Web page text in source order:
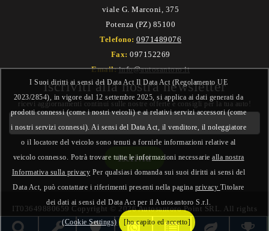
viale G. Marconi, 375
Potenza (PZ) 85100
Telefono: 0971489076
Fax: 097152269
Email:info@autosantoro.it
Iscriviti alla nostra newsletter
ricevi aggiornamenti continui sulle nostre offerte e consigli per la tua auto!
IT03649880659 Copyright © 2026 Autosantoro Point SRL. All rights
reserved. - Web ProjectArea Design|Studio Francesco Galdo
I Suoi diritti ai sensi del Data Act Il Data Act (Regolamento UE
2023/2854), in vigore dal 12 settembre 2025, si applica ai dati generati da
prodotti connessi (come i nostri veicoli) e ai relativi servizi accessori (come
i nostri servizi connessi). Ai sensi del Data Act, il venditore, il noleggiatore
o il locatore del veicolo sono tenuti a fornirle informazioni relative al
veicolo connesso. Potrà trovare tutte le informazioni necessarie alla nostra
Informativa sulla privacy Per qualsiasi domanda sui suoi diritti ai sensi del
Data Act, può contattare i riferimenti presenti nella pagina privacy Titolare
dei dati ai sensi del Data Act per il Autosantoro S.r.l.
(Cookie Settings) [ho capito ed accetto]